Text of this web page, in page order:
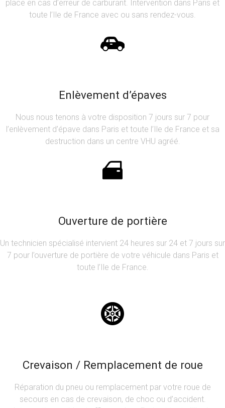
place en cas d’erreur de carburant. Intervention dans Paris et
toute l’Ile de France avec ou sans rendez-vous.
Enlèvement d’épaves
Nous nous tenons à votre disposition 7 jours sur 7 pour
l’enlèvement d’épave dans Paris et toute l’Ile de France et sa
destruction dans un centre VHU agréé.
Ouverture de portière
Un technicien spécialisé intervient 24 heures sur 24 et 7 jours sur
7 pour l’ouverture de portière de votre véhicule dans Paris et
toute l’Ile de France.
Crevaison / Remplacement de roue
Réparation du pneu ou remplacement par votre roue de
secours en cas de crevaison, de choc ou d’accident.